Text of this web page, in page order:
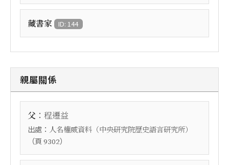
藏書家 ID: 144
親屬關係
父 ： 程遷益
出處： 人名權威資料（中央研究院歷史語言研究所）
（頁 9302）